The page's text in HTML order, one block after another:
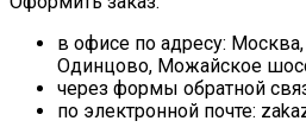
в офисе по адресу:
Одинцово, Можайское
через формы обратной
по электронной почте: